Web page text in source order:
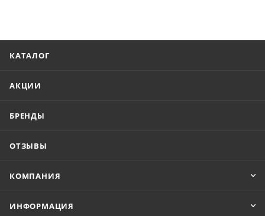
КАТАЛОГ
АКЦИИ
БРЕНДЫ
ОТЗЫВЫ
КОМПАНИЯ
ИНФОРМАЦИЯ